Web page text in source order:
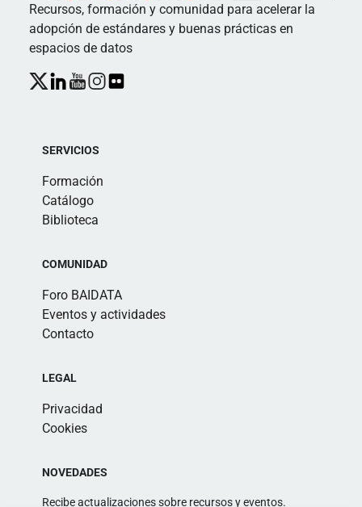
Recursos, formación y comunidad para acelerar la
adopción de estándares y buenas prácticas en
espacios de datos
SERVICIOS
Formación
Catálogo
Biblioteca
COMUNIDAD
Foro BAIDATA
Eventos y actividades
Contacto
LEGAL
Privacidad
Cookies
NOVEDADES
Recibe actualizaciones sobre recursos y eventos.